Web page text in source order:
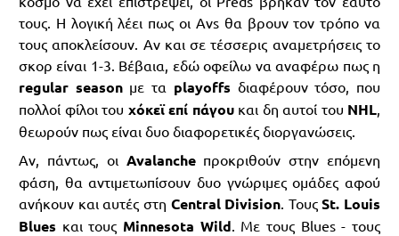
τους. Η λογική λέει πως οι Avs θα βρουν τον τρόπο να
τους αποκλείσουν. Αν και σε τέσσερις αναμετρήσεις το
σκορ είναι 1-3. Βέβαια, εδώ οφείλω να αναφέρω πως η
regular seasonμε τα playoffs διαφέρουν τόσο, που
πολλοί φίλοι του χόκεϊ επί πάγουκαι δη αυτοί του NHL,
θεωρούν πως είναι δυο διαφορετικές διοργανώσεις.
Αν, πάντως, οι Avalanche προκριθούν στην επόμενη
φάση, θα αντιμετωπίσουν δυο γνώριμες ομάδες αφού
ανήκουν και αυτές στη Central Division. ΤουςSt. Louis
Blues και τους Minnesota Wild. Με τους Blues - τους